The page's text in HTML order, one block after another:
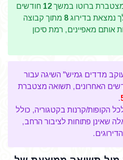
ברוטו במשך 12 חודשים
נמצאת בדירוג 8 מתוך קבוצה
אותם מאפיינים, רמת סיכון
מדדים גמיש" השיגה עבור
שלה ב-12 החודשים האחרונים, תשואה מצטברת
.
הקופות/קרנות בקטגוריה, כולל
שאינן פתוחות לציבור הרחב,